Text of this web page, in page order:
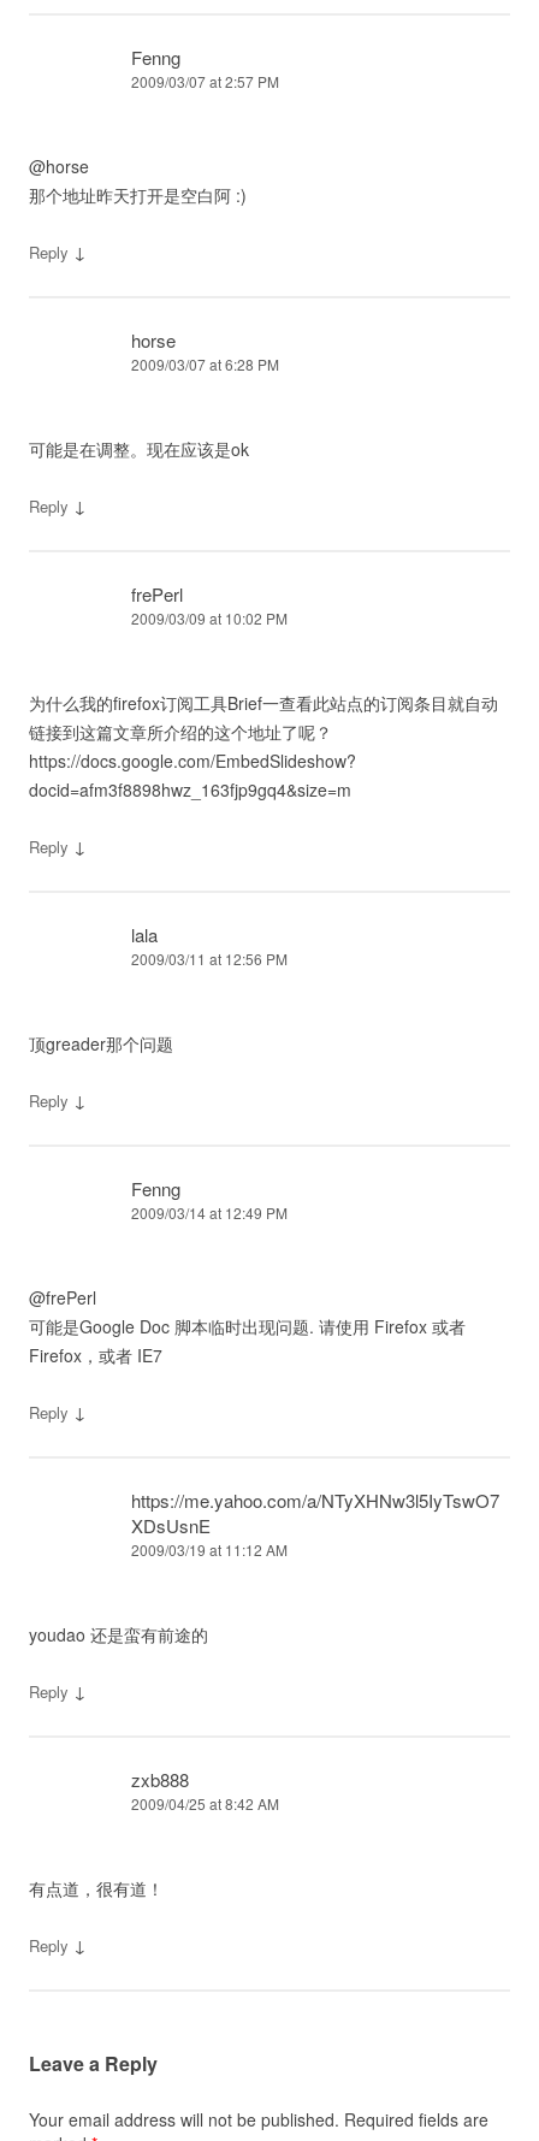
Fenng
2009/03/07 at 2:57 PM
@horse
那个地址昨天打开是空白阿 :)
Reply ↓
horse
2009/03/07 at 6:28 PM
可能是在调整。现在应该是ok
Reply ↓
frePerl
2009/03/09 at 10:02 PM
为什么我的firefox订阅工具Brief一查看此站点的订阅条目就自动
链接到这篇文章所介绍的这个地址了呢？
https://docs.google.com/EmbedSlideshow?
docid=afm3f8898hwz_163fjp9gq4&size=m
Reply ↓
lala
2009/03/11 at 12:56 PM
顶greader那个问题
Reply ↓
Fenng
2009/03/14 at 12:49 PM
@frePerl
可能是Google Doc 脚本临时出现问题. 请使用 Firefox 或者
Firefox，或者 IE7
Reply ↓
https://me.yahoo.com/a/NTyXHNw3l5IyTswO7
XDsUsnE
2009/03/19 at 11:12 AM
youdao 还是蛮有前途的
Reply ↓
zxb888
2009/04/25 at 8:42 AM
有点道，很有道！
Reply ↓
Leave a Reply
Your email address will not be published. Required fields are